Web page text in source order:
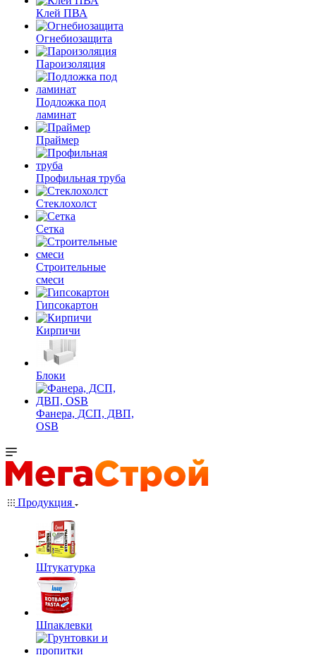
Клей ПВА
Огнебиозащита
Пароизоляция
Подложка под
ламинат
Праймер
Профильная труба
Стеклохолст
Сетка
Строительные
смеси
Гипсокартон
Кирпичи
Блоки
Фанера, ДСП, ДВП,
OSB
Продукция
Штукатурка
Шпаклевки